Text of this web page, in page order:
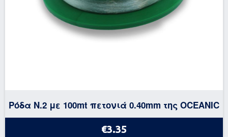
Ρόδα Ν.2 με 100mt πετονιά 0.40mm της OCEANIC
€3.35